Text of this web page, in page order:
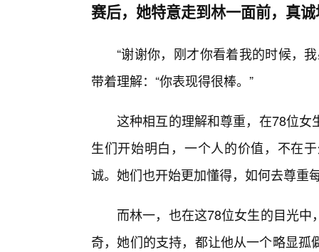
赛后，她特意走到林一面前，真
“谢谢你，刚才你看着我的时候，
带着理解：“你表现得很棒。”
这种相互的理解和尊重，在78位
生们开始明白，一个人的价值，不在
诚。她们也开始更加懂得，如何去尊重
而林一，也在这78位女生的目光
奇，她们的支持，都让他从一个略显